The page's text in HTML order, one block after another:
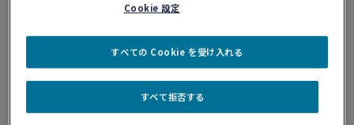
カスタマイズ
ショッピングバッグに追加
10営業日以内に発送
Cookie 設定
すべて拒否する
すべての Cookie を受け入れる